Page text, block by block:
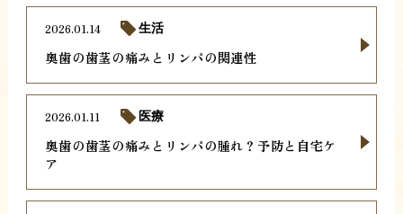
奥歯の歯茎の痛みとリンパの関連性
2026.01.14 生活
奥歯の歯茎の痛みとリンパの腫れ？予防と自宅ケ
ア
2026.01.11 医療